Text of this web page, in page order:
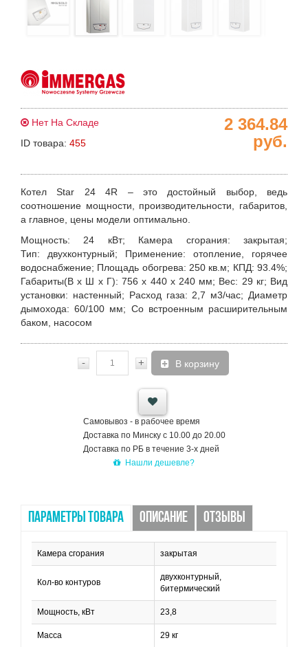
Нет На Складе
ID товара: 455
2 364.84
руб.
Котел Star 24 4R – это достойный выбор, ведь
соотношение мощности, производительности, габаритов,
а главное, цены модели оптимально.
Мощность: 24 кВт; Камера сгорания: закрытая;
Тип: двухконтурный; Применение: отопление, горячее
водоснабжение; Площадь обогрева: 250 кв.м; КПД: 93.4%;
Габариты(В х Ш х Г): 756 х 440 х 240 мм; Вес: 29 кг; Вид
установки: настенный; Расход газа: 2,7 м3/час; Диаметр
дымохода: 60/100 мм; Со встроенным расширительным
баком, насосом
- + В корзину
Самовывоз - в рабочее время
Доставка по Минску с 10.00 до 20.00
Доставка по РБ в течение 3-х дней
Нашли дешевле?
ПАРАМЕТРЫ ТОВАРА ОПИСАНИЕ ОТЗЫВЫ
Камера сгорания закрытая
Кол-во контуров
двухконтурный,
битермический
Мощность, кВт 23,8
Масса 29 кг